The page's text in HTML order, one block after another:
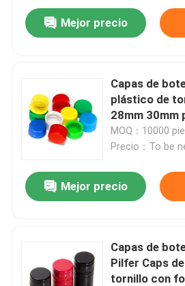
Artículos de vidrio para el
Mejor precio
Capas de
plástico de
28mm 30mm
bebida
MOQ：10000
Precio：To be
Mejor precio
Capas de
Pilfer Caps
tornillo con